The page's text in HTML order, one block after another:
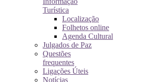
Turística
Localização
Folhetos online
Agenda Cultural
Julgados de Paz
Questões
frequentes
Ligações Úteis
Notícias